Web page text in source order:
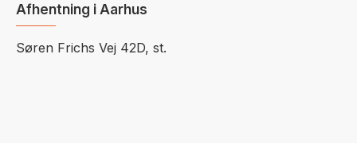
Afhentning i Aarhus
Søren Frichs Vej 42D, st.